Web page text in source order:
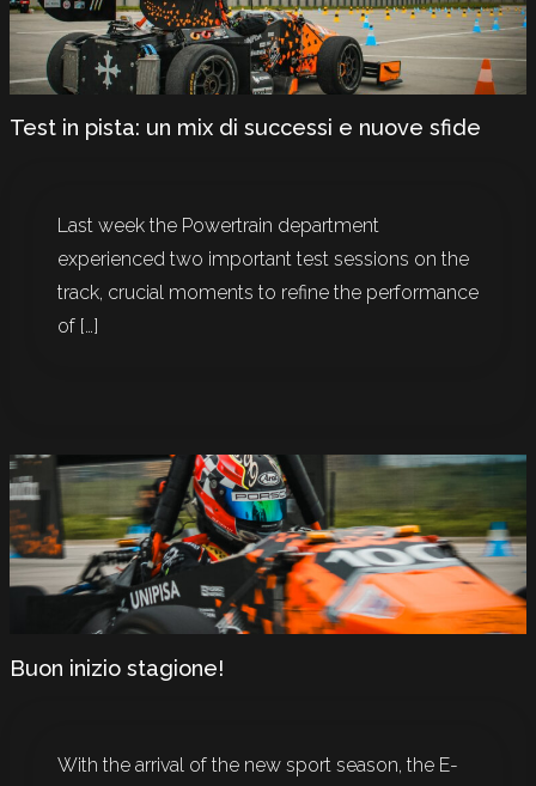
Test in pista: un mix di successi e nuove sfide
Last week the Powertrain department
experienced two important test sessions on the
track, crucial moments to refine the performance
of […]
Buon inizio stagione!
With the arrival of the new sport season, the E-